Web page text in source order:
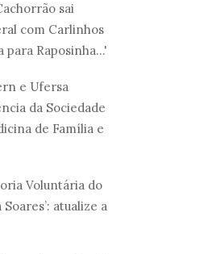
sai
com Carlinhos
para Raposinha...'
e Ufersa
da Sociedade
de Família e
Voluntária do
atualize a